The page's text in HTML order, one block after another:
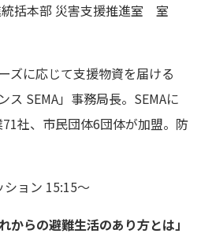
括本部 災害支援推進室 室
ズに応じて支援物資を届ける
ス SEMA」事務局長。SEMAに
社、市民団体6団体が加盟。防
ョン 15:15～
からの避難生活のあり方とは」